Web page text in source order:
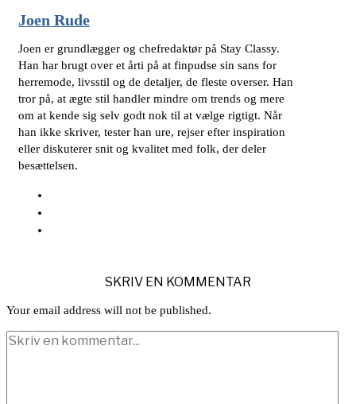
Joen Rude
Joen er grundlægger og chefredaktør på Stay Classy.
Han har brugt over et årti på at finpudse sin sans for
herremode, livsstil og de detaljer, de fleste overser. Han
tror på, at ægte stil handler mindre om trends og mere
om at kende sig selv godt nok til at vælge rigtigt. Når
han ikke skriver, tester han ure, rejser efter inspiration
eller diskuterer snit og kvalitet med folk, der deler
besættelsen.
SKRIV EN KOMMENTAR
Your email address will not be published.